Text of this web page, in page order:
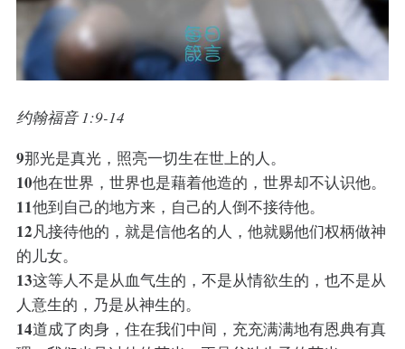
约翰福音 1:9-14
9那光是真光，照亮一切生在世上的人。
10他在世界，世界也是藉着他造的，世界却不认识他。
11他到自己的地方来，自己的人倒不接待他。
12凡接待他的，就是信他名的人，他就赐他们权柄做神
的儿女。
13这等人不是从血气生的，不是从情欲生的，也不是从
人意生的，乃是从神生的。
14道成了肉身，住在我们中间，充充满满地有恩典有真